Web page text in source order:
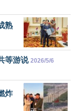
熟
等游说 2026/5/6
炸